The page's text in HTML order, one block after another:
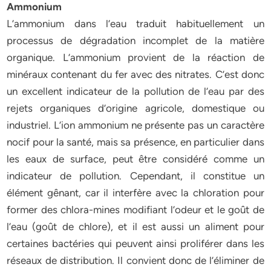
Ammonium
L’ammonium dans l’eau traduit habituellement un
processus de dégradation incomplet de la matière
organique. L’ammonium provient de la réaction de
minéraux contenant du fer avec des nitrates. C’est donc
un excellent indicateur de la pollution de l’eau par des
rejets organiques d’origine agricole, domestique ou
industriel. L’ion ammonium ne présente pas un caractère
nocif pour la santé, mais sa présence, en particulier dans
les eaux de surface, peut être considéré comme un
indicateur de pollution. Cependant, il constitue un
élément gênant, car il interfère avec la chloration pour
former des chlora-mines modifiant l’odeur et le goût de
l’eau (goût de chlore), et il est aussi un aliment pour
certaines bactéries qui peuvent ainsi proliférer dans les
réseaux de distribution. Il convient donc de l’éliminer de